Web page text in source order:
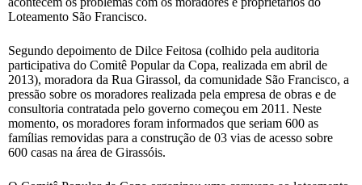
Loteamento São Francisco.
Segundo depoimento de Dilce Feitosa (colhido pela auditoria
participativa do Comitê Popular da Copa, realizada em abril de
2013), moradora da Rua Girassol, da comunidade São Francisco, a
pressão sobre os moradores realizada pela empresa de obras e de
consultoria contratada pelo governo começou em 2011. Neste
momento, os moradores foram informados que seriam 600 as
famílias removidas para a construção de 03 vias de acesso sobre
600 casas na área de Girassóis.